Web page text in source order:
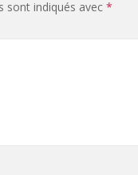
sont indiqués avec *